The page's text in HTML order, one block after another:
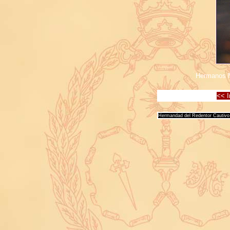
Hermanos
<<
Hermandad del Redentor